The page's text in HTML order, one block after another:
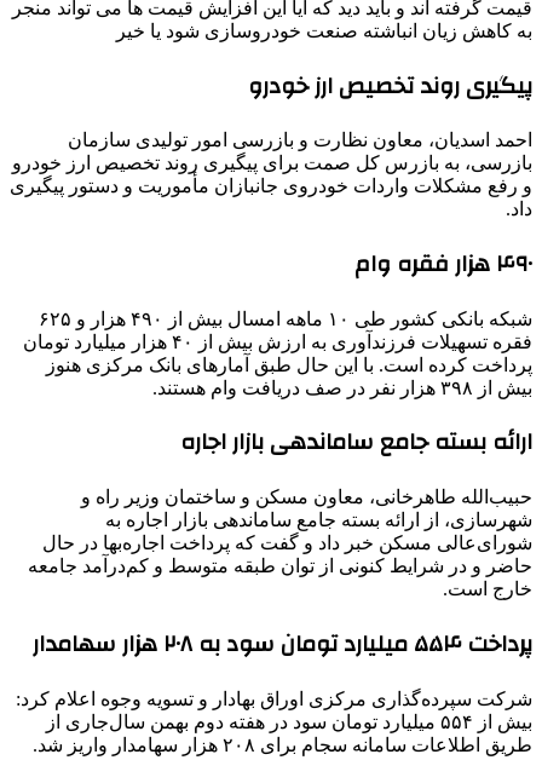
قیمت گرفته اند و باید دید که آیا این افزایش قیمت ها می تواند منجر
به کاهش زیان انباشته صنعت خودروسازی شود یا خیر
پیگیری روند تخصیص ارز خودرو
احمد اسدیان، معاون نظارت و بازرسی امور تولیدی سازمان
بازرسی، به بازرس کل صمت برای پیگیری روند تخصیص ارز خودرو
و رفع مشکلات واردات خودروی جانبازان مأموریت و دستور پیگیری
داد.
۴۹۰ هزار فقره وام
شبکه بانکی کشور طی ۱۰ ماهه امسال بیش از ۴۹۰ هزار و ۶۲۵
فقره تسهیلات فرزندآوری به ارزش بیش از ۴۰ هزار میلیارد تومان
پرداخت کرده است. با این حال طبق آمارهای بانک مرکزی هنوز
بیش از ۳۹۸ هزار نفر در صف دریافت وام هستند.
ارائه بسته جامع ساماندهی بازار اجاره
حبیب‌الله طاهرخانی، معاون مسکن و ساختمان وزیر راه و
شهرسازی، از ارائه بسته جامع ساماندهی بازار اجاره به
شورای‌عالی مسکن خبر داد و گفت که پرداخت اجاره‌بها در حال
حاضر و در شرایط کنونی از توان طبقه متوسط و کم‌درآمد جامعه
خارج است.
پرداخت ۵۵۴ میلیارد تومان سود به ۲۰۸ هزار سهامدار
شرکت سپرده‌گذاری مرکزی اوراق بهادار و تسویه وجوه اعلام کرد:
بیش از ۵۵۴ میلیارد تومان سود در هفته دوم بهمن‌ سال‌جاری از
طریق اطلاعات سامانه سجام برای ۲۰۸ هزار سهامدار واریز شد.